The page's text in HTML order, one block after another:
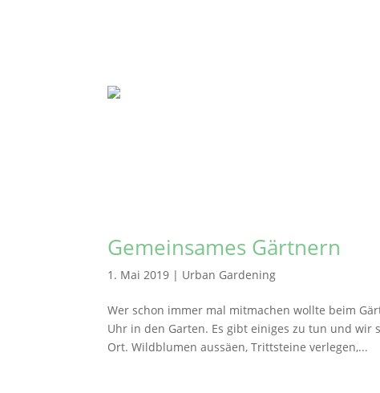
Gemeinsames Gärtnern
1. Mai 2019 | Urban Gardening
Wer schon immer mal mitmachen wollte beim
Uhr in den Garten. Es gibt einiges zu tun und
Ort. Wildblumen aussäen, Trittsteine verlegen,...